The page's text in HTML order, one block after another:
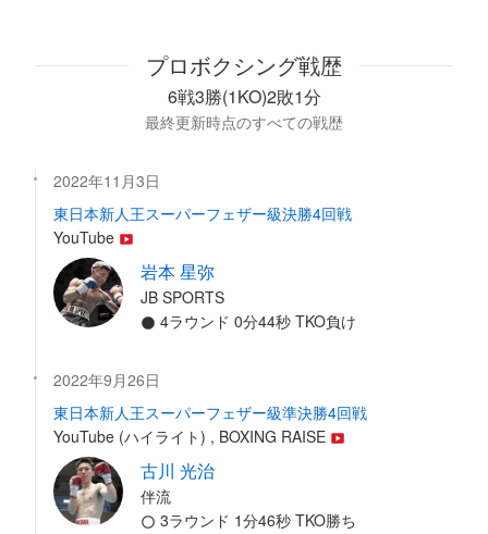
プロボクシング戦歴
6戦3勝(1KO)2敗1分
最終更新時点のすべての戦歴
2022年11月3日
東日本新人王スーパーフェザー級決勝4回戦
YouTube
岩本 星弥
JB SPORTS
4ラウンド 0分44秒 TKO負け
2022年9月26日
東日本新人王スーパーフェザー級準決勝4回戦
YouTube (ハイライト) , BOXING RAISE
古川 光治
伴流
3ラウンド 1分46秒 TKO勝ち